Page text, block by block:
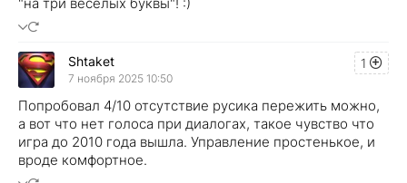
1
Shtaket
7 ноября 2025 10:50
Попробовал 4/10 отсутствие русика пережить можно,
а вот что нет голоса при диалогах, такое чувство что
игра до 2010 года вышла. Управление простенькое, и
вроде комфортное.